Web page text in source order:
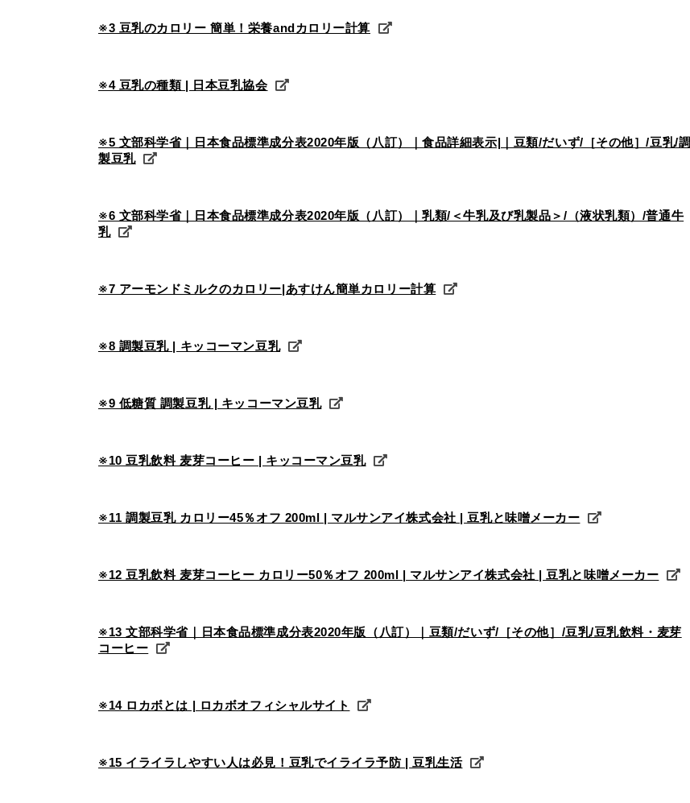
※3 豆乳のカロリー 簡単！栄養andカロリー計算
※4 豆乳の種類 | 日本豆乳協会
※5 文部科学省｜日本食品標準成分表2020年版（八訂）｜食品詳細表示|｜豆類/だいず/［その他］/豆乳/調
製豆乳
※6 文部科学省｜日本食品標準成分表2020年版（八訂）｜乳類/＜牛乳及び乳製品＞/（液状乳類）/普通牛
乳
※7 アーモンドミルクのカロリー|あすけん簡単カロリー計算
※8 調製豆乳 | キッコーマン豆乳
※9 低糖質 調製豆乳 | キッコーマン豆乳
※10 豆乳飲料 麦芽コーヒー | キッコーマン豆乳
※11 調製豆乳 カロリー45％オフ 200ml | マルサンアイ株式会社 | 豆乳と味噌メーカー
※12 豆乳飲料 麦芽コーヒー カロリー50％オフ 200ml | マルサンアイ株式会社 | 豆乳と味噌メーカー
※13 文部科学省｜日本食品標準成分表2020年版（八訂）｜豆類/だいず/［その他］/豆乳/豆乳飲料・麦芽
コーヒー
※14 ロカボとは | ロカボオフィシャルサイト
※15 イライラしやすい人は必見！豆乳でイライラ予防 | 豆乳生活